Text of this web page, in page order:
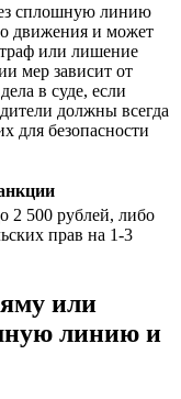
сплошную линию
движения и может
или лишение
мер зависит от
в суде, если
должны всегда
для безопасности
2 500 рублей, либо
прав на 1-3
или
линию и